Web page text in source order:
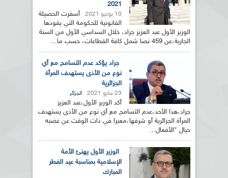
2021
10 يونيو 2021
أسفرت الحصيلة
القانونية للحكومة التي يقودها
الوزير الأول عبد العزيز جراد، خلال السداسي الأول من السنة
الجارية،عن 459 نصا شمل كافة القطاعات، حسب ما...
جراد يؤكد عدم التسامح مع أي
نوع من الأذى يستهدف المرأة
الجزائرية
23 مايو 2021 الجزائر
أكد الوزير الأول،عبد العزيز
جراد،هذا الأحد،عدم التسامح مع أي نوع من الأذى يستهدف
المرأة الجزائرية أو شرفها،معبرا في ذات الوقت عن غضبه
حيال "الأفعال...
الوزير الأول يهنئ الأمة
الإسلامية بمناسبة عيد الفطر
المبارك